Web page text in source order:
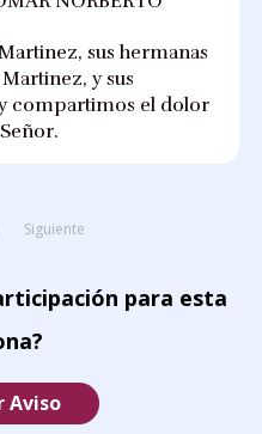
sus hermanas
y sus
compartimos el dolor
Siguiente
para esta
Aviso